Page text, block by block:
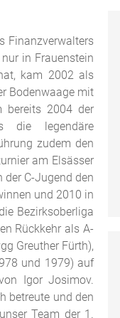
Finanzverwalters
in Frauenstein
kam 2002 als
Bodenwaage mit
bereits 2004 der
die legendäre
zudem den
am Elsässer
C-Jugend den
und 2010 in
Bezirksoberliga
Rückkehr als A-
Greuther Fürth),
und 1979) auf
Igor Josimov.
betreute und den
Team der 1.